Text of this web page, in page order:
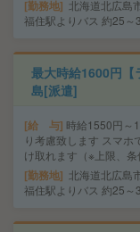
勤務地
北海道北広島
福住駅よりバス 約25～
最大時給1600円
島[派遣]
給 与 時給1550円～
り考慮致します スマホ
け取れます（※上限、条
勤務地
北海道北広島
福住駅よりバス 約25～